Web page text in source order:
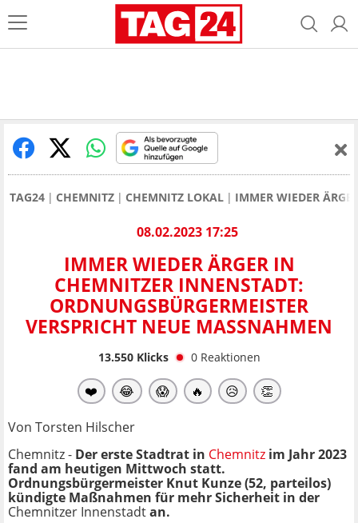
TAG24 CHEMNITZ CHEMNITZ LOKAL IMMER WIEDER
08.02.2023 17:25
IMMER WIEDER ÄRGER IN
CHEMNITZER INNENSTADT:
ORDNUNGSBÜRGERMEISTER
VERSPRICHT NEUE MASSNAHMEN
13.550Klicks 0 Reaktionen
❤️ 😂 😱 🔥 😥 👏
Von Torsten Hilscher
Chemnitz - Der erste Stadtrat in Chemnitz im Jahr 2023
fand am heutigen Mittwoch statt.
Ordnungsbürgermeister Knut Kunze (52, parteilos)
kündigte Maßnahmen für mehr Sicherheit in der
Chemnitzer Innenstadtan.